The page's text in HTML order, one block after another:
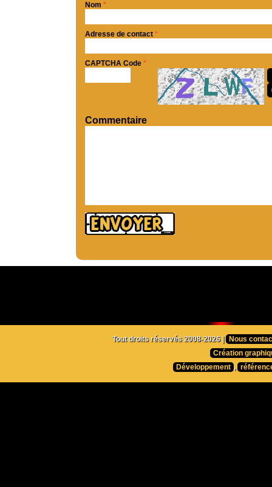
Nom *
Adresse de contact *
CAPTCHA Code *
Commentaire
Tout droits réservés 2008-2026 |
Nous
Création
Développement ,